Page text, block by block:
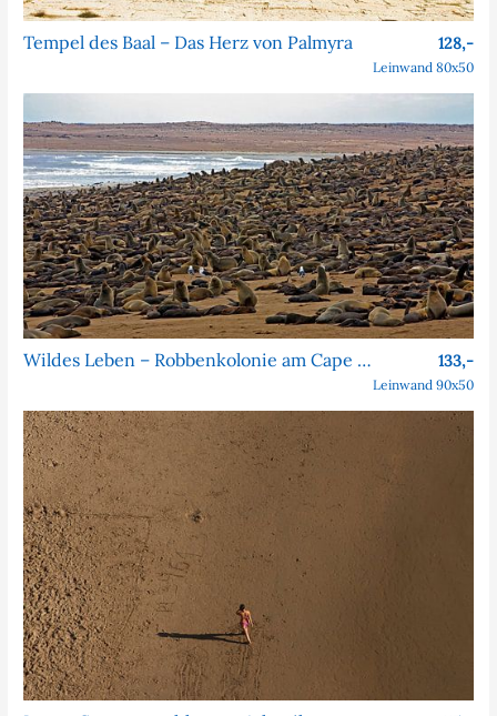
Tempel des Baal – Das Herz von Palmyra 128,-
Leinwand 80x50
Wildes Leben – Robbenkolonie am Cape Cross 133,-
Leinwand 90x50